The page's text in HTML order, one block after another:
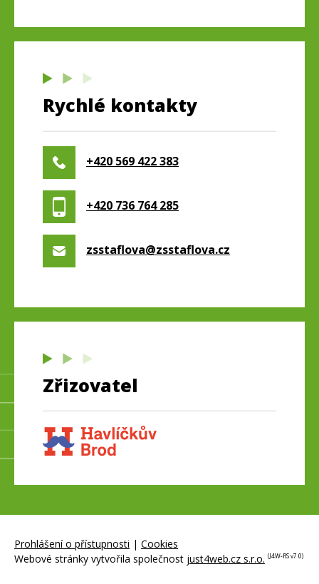
Rychlé kontakty
+420 569 422 383
+420 736 764 285
zsstaflova@zsstaflova.cz
Zřizovatel
Prohlášení o přístupnosti | Cookies
Webové stránky vytvořila společnost just4web.cz s.r.o. (J4W-RS v7.0)